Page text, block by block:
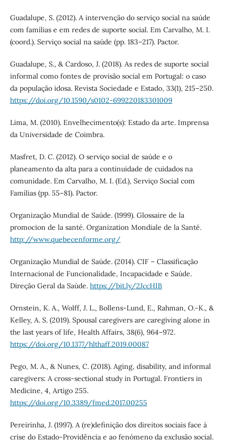
Guadalupe, S. (2012). A intervenção do serviço social na saúde
com famílias e em redes de suporte social. Em Carvalho, M. I.
(coord.). Serviço social na saúde (pp. 183–217). Pactor.
Guadalupe, S., & Cardoso, J. (2018). As redes de suporte social
informal como fontes de provisão social em Portugal: o caso
da população idosa. Revista Sociedade e Estado, 33(1), 215–250.
https://doi.org/10.1590/s0102-699220183301009
Lima, M. (2010). Envelhecimento(s): Estado da arte. Imprensa
da Universidade de Coimbra.
Masfret, D. C. (2012). O serviço social de saúde e o
planeamento da alta para a continuidade de cuidados na
comunidade. Em Carvalho, M. I. (Ed.), Serviço Social com
Famílias (pp. 55–81). Pactor.
Organização Mundial de Saúde. (1999). Glossaire de la
promocion de la santé. Organization Mondiale de la Santé.
http://www.quebecenforme.org/
Organização Mundial de Saúde. (2014). CIF – Classificação
Internacional de Funcionalidade, Incapacidade e Saúde.
Direção Geral da Saúde. https://bit.ly/2JccHIB
Ornstein, K. A., Wolff, J. L., Bollens-Lund, E., Rahman, O.-K., &
Kelley, A. S. (2019). Spousal caregivers are caregiving alone in
the last years of life, Health Affairs, 38(6), 964–972.
https://doi.org/10.1377/hlthaff.2019.00087
Pego, M. A., & Nunes, C. (2018). Aging, disability, and informal
caregivers: A cross-sectional study in Portugal. Frontiers in
Medicine, 4, Artigo 255.
https://doi.org/10.3389/fmed.2017.00255
Pereirinha, J. (1997). A (re)definição dos direitos sociais face à
crise do Estado-Providência e ao fenómeno da exclusão social.